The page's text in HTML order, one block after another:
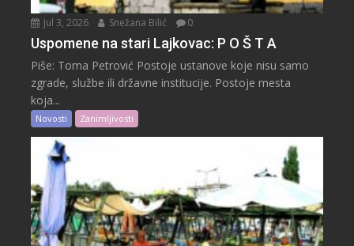
Jul 3, 2026 Snežana Bilić 0
Uspomene na stari Lajkovac: P O Š T A
Piše: Toma Petrović Postoje ustanove koje nisu samo
zgrade, službe ili državne institucije. Postoje mesta
koja...
Novosti Zanimljivosti